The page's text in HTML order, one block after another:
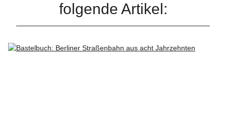
folgende Artikel: